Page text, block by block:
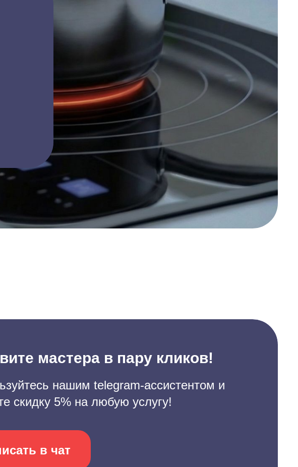
мастера в пару кликов!
нашим telegram-ассистентом и
скидку 5% на любую услугу!
в чат